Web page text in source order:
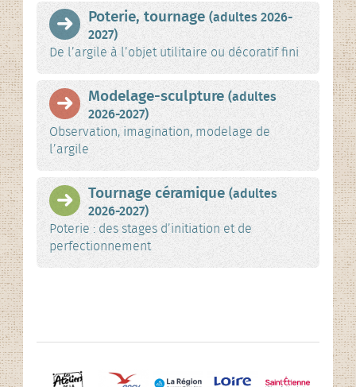
Poterie, tournage (adultes 2026-
2027)
De l’argile à l’objet utilitaire ou décoratif fini
Modelage-sculpture (adultes
2026-2027)
Observation, imagination, modelage de
l’argile
Tournage céramique (adultes
2026-2027)
Poterie : des stages d’initiation et de
perfectionnement